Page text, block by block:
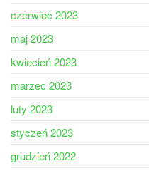
czerwiec 2023
maj 2023
kwiecień 2023
marzec 2023
luty 2023
styczeń 2023
grudzień 2022